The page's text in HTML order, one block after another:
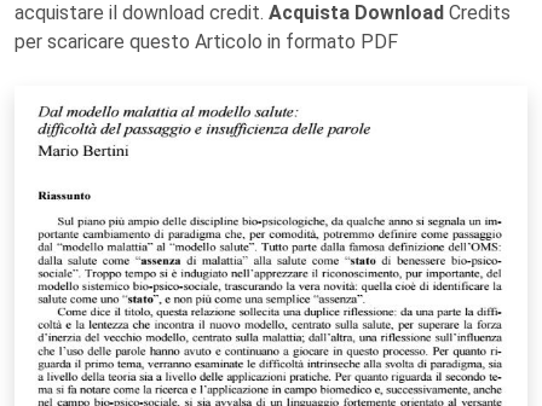
acquistare il download credit. Acquista Download Credits
per scaricare questo Articolo in formato PDF